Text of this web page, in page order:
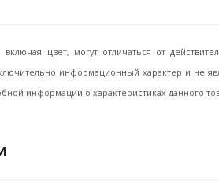
включая цвет, могут отличаться от
информационный характер и не
информации о характеристиках данного